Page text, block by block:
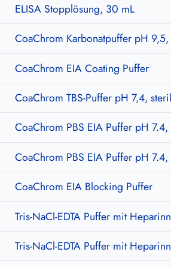
ELISA Stopplösung, 30 mL
CoaChrom Karbonatpuffer pH
CoaChrom EIA Coating Puffer
CoaChrom TBS-Puffer pH 7,4,
CoaChrom PBS EIA Puffer pH
CoaChrom PBS EIA Puffer pH
CoaChrom EIA Blocking Puffer
Tris-NaCl-EDTA Puffer mit
Tris-NaCl-EDTA Puffer mit